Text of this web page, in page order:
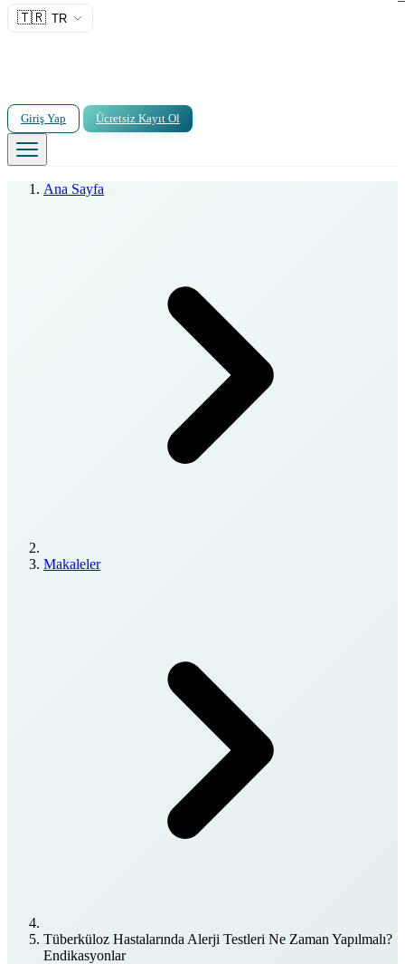
🇹🇷 TR
Giriş Yap Ücretsiz Kayıt Ol
Ana Sayfa
Makaleler
Tüberküloz Hastalarında Alerji Testleri Ne Zaman Yapılmalı?
Endikasyonlar